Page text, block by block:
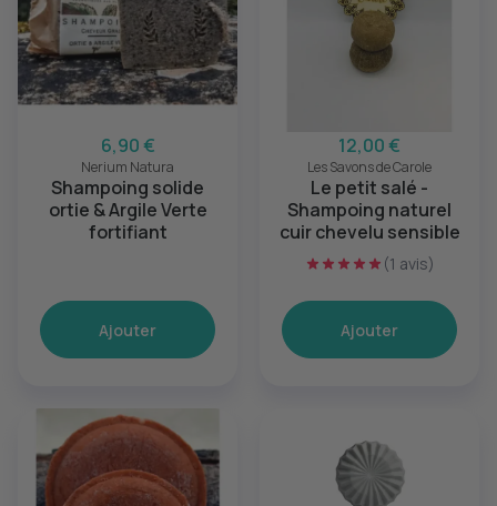
6,90 €
Nerium Natura
Shampoing solide
ortie & Argile Verte
fortifiant
Ajouter
12,00 €
Les Savons de Carole
Le petit salé -
Shampoing naturel
cuir chevelu sensible
(1 avis)
Ajouter